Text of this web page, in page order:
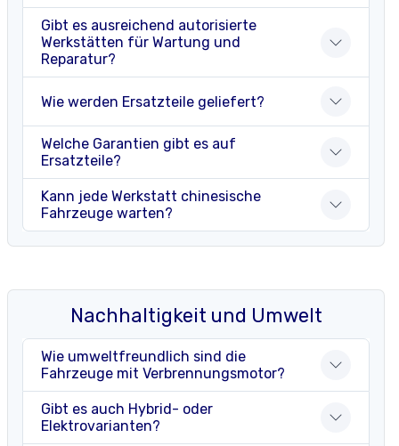
Gibt es ausreichend autorisierte
Werkstätten für Wartung und
Reparatur?
Wie werden Ersatzteile geliefert?
Welche Garantien gibt es auf
Ersatzteile?
Kann jede Werkstatt chinesische
Fahrzeuge warten?
Nachhaltigkeit und Umwelt
Wie umweltfreundlich sind die
Fahrzeuge mit Verbrennungsmotor?
Gibt es auch Hybrid- oder
Elektrovarianten?